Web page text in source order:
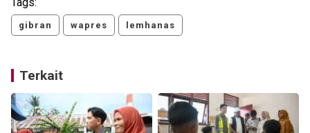
gibran wapres lemhanas
Terkait